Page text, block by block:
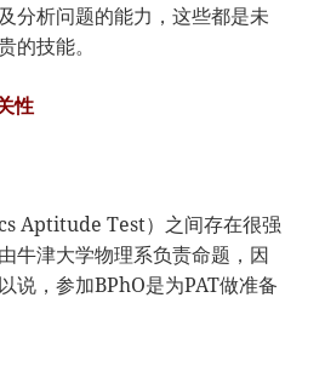
分析问题的能力，这些都是未
的技能。
性
Aptitude Test）之间存在很强
牛津大学物理系负责命题，因
说，参加BPhO是为PAT做准备